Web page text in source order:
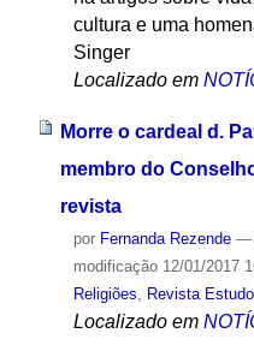
cultura e uma
Singer
Localizado em
Morre o cardeal d.
membro do
revista
por Fernanda Rezende —
modificação12/01/2017
Religiões
Revista
Localizado em